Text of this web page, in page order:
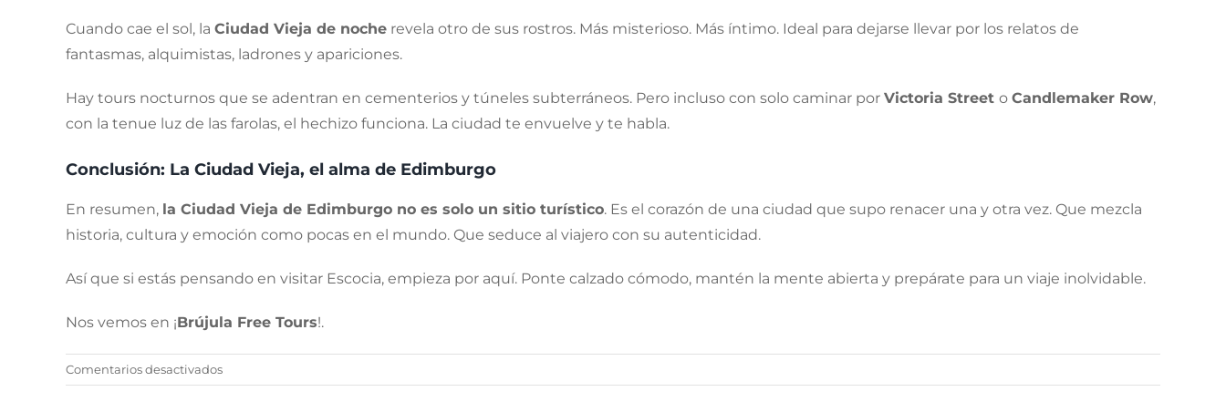
Cuando cae el sol, la Ciudad Vieja de noche revela otro de sus rostros. Más misterioso. Más íntimo. Ideal para dejarse llevar por los relatos de
fantasmas, alquimistas, ladrones y apariciones.
Hay tours nocturnos que se adentran en cementerios y túneles subterráneos. Pero incluso con solo caminar por Victoria Street o Candlemaker Row,
con la tenue luz de las farolas, el hechizo funciona. La ciudad te envuelve y te habla.
Conclusión: La Ciudad Vieja, el alma de Edimburgo
En resumen, la Ciudad Vieja de Edimburgo no es solo un sitio turístico. Es el corazón de una ciudad que supo renacer una y otra vez. Que mezcla
historia, cultura y emoción como pocas en el mundo. Que seduce al viajero con su autenticidad.
Así que si estás pensando en visitar Escocia, empieza por aquí. Ponte calzado cómodo, mantén la mente abierta y prepárate para un viaje inolvidable.
Nos vemos en ¡Brújula Free Tours!.
Comentarios desactivadosen
Descubre